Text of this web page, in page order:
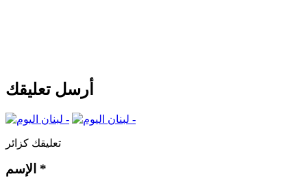
أرسل تعليقك
تعليقك كزائر
*